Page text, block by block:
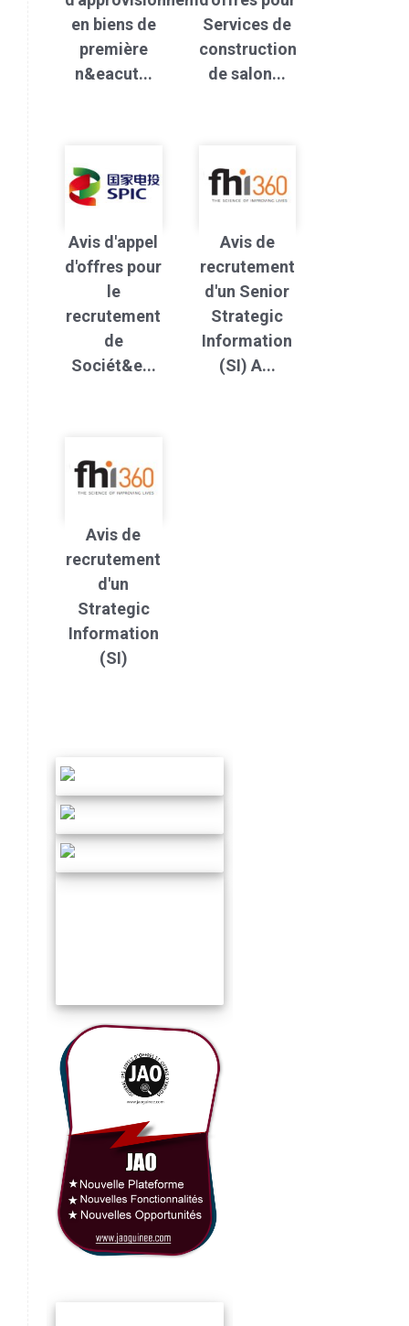
en biens de
première
n&eacut...
Services de
construction
de salon...
Avis d'appel
d'offres pour
le
recrutement
de
Sociét&e...
Avis de
recrutement
d'un Senior
Strategic
Information
(SI) A...
Avis de
recrutement
d'un
Strategic
Information
(SI)